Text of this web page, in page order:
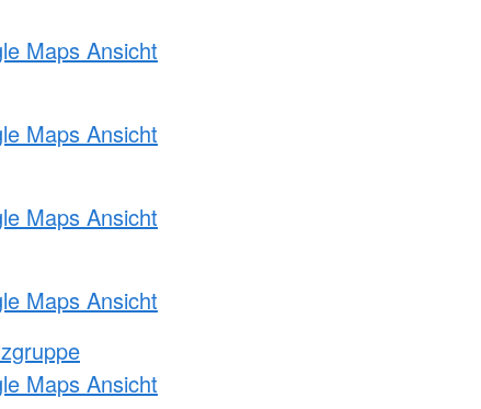
Maps Ansicht
Maps Ansicht
Maps Ansicht
Maps Ansicht
Maps Ansicht